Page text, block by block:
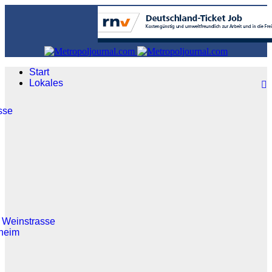
Start
Lokales